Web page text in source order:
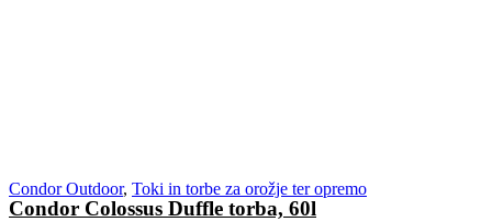
Condor Outdoor, Toki in torbe za orožje ter opremo
Condor Colossus Duffle torba, 60l